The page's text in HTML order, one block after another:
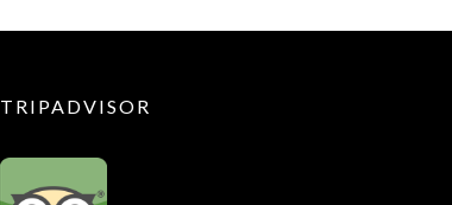
TRIPADVISOR